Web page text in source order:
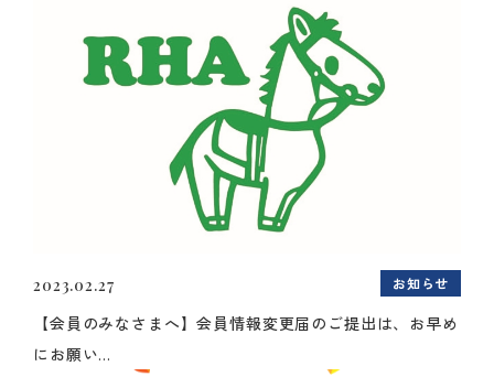
2023.02.27 お知らせ
【会員のみなさまへ】会員情報変更届のご提出は、お早め
にお願い...